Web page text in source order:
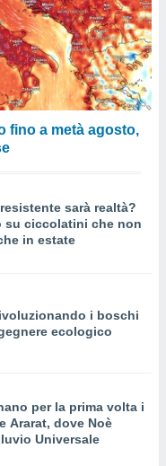
fino a metà agosto,
sarà realtà?
su ciccolatini che non
in estate
i boschi
ecologico
per la prima volta i
Ararat, dove Noè
Universale